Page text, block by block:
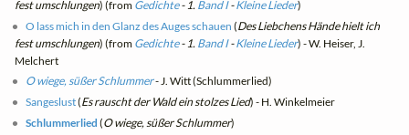
fest umschlungen) (from Gedichte- 1. Band I-Kleine Lieder)
O lass mich in den Glanz des Auges schauen (Des Liebchens Hände hielt ich
fest umschlungen) (from Gedichte- 1. Band I-Kleine Lieder) - W. Heiser, J.
Melchert
O wiege, süßer Schlummer- J. Witt (Schlummerlied)
Sangeslust(Es rauscht der Wald ein stolzes Lied) - H. Winkelmeier
Schlummerlied (O wiege, süßer Schlummer)